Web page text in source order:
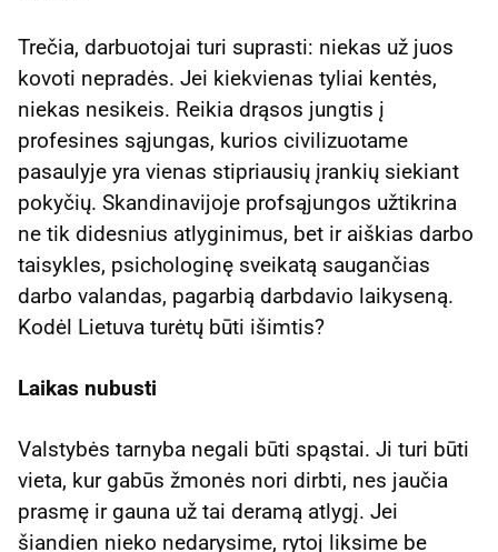
Trečia, darbuotojai turi suprasti: niekas už juos
kovoti nepradės. Jei kiekvienas tyliai kentės,
niekas nesikeis. Reikia drąsos jungtis į
profesines sąjungas, kurios civilizuotame
pasaulyje yra vienas stipriausių įrankių siekiant
pokyčių. Skandinavijoje profsąjungos užtikrina
ne tik didesnius atlyginimus, bet ir aiškias darbo
taisykles, psichologinę sveikatą saugančias
darbo valandas, pagarbią darbdavio laikyseną.
Kodėl Lietuva turėtų būti išimtis?
Laikas nubusti
Valstybės tarnyba negali būti spąstai. Ji turi būti
vieta, kur gabūs žmonės nori dirbti, nes jaučia
prasmę ir gauna už tai deramą atlygį. Jei
šiandien nieko nedarysime, rytoj liksime be